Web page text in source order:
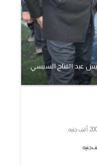
عبد الفتاح السيسي